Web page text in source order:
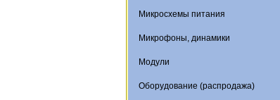
Микросхемы питания
Микрофоны, динамики
Модули
Оборудование (распродажа)